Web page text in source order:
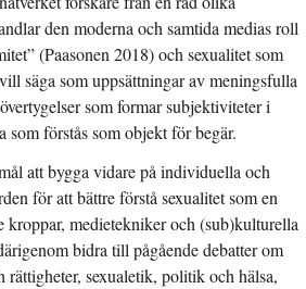
den moderna och samtida medias roll
(Paasonen 2018) och sexualitet som
säga som uppsättningar av meningsfulla
som formar subjektiviteter i
som förstås som objekt för begär.
att bygga vidare på individuella och
för att bättre förstå sexualitet som en
kroppar, medietekniker och (sub)kulturella
bidra till pågående debatter om
rättigheter, sexualetik, politik och hälsa,